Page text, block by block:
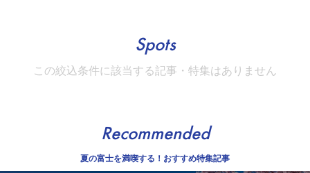
Spots
この絞込条件に該当する記事・特集はありません
Recommended
夏の富士を満喫する！おすすめ特集記事